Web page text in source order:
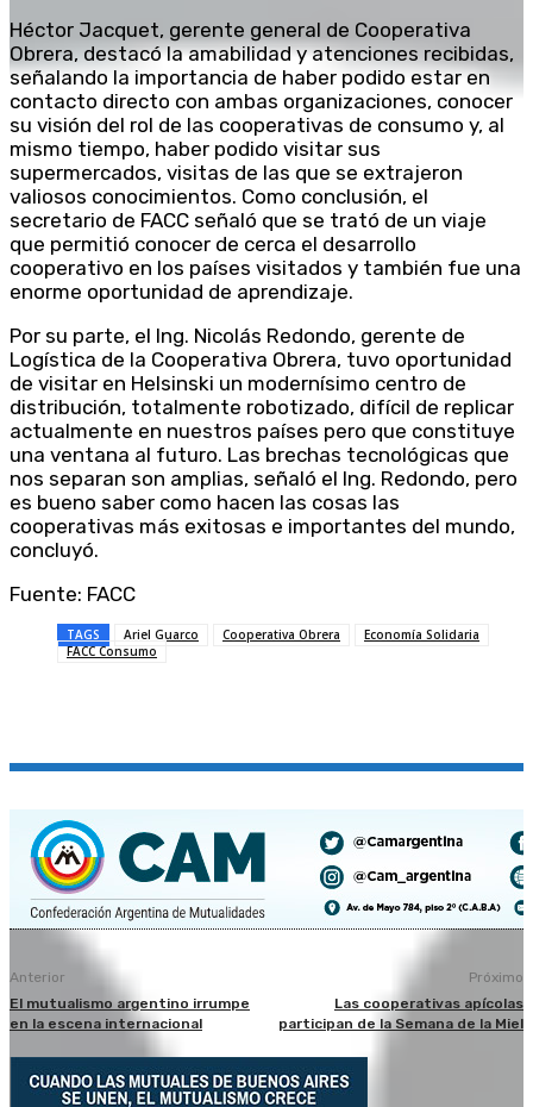
Héctor Jacquet, gerente general de Cooperativa
Obrera, destacó la amabilidad y atenciones recibidas,
señalando la importancia de haber podido estar en
contacto directo con ambas organizaciones, conocer
su visión del rol de las cooperativas de consumo y, al
mismo tiempo, haber podido visitar sus
supermercados, visitas de las que se extrajeron
valiosos conocimientos. Como conclusión, el
secretario de FACC señaló que se trató de un viaje
que permitió conocer de cerca el desarrollo
cooperativo en los países visitados y también fue una
enorme oportunidad de aprendizaje.
Por su parte, el Ing. Nicolás Redondo, gerente de
Logística de la Cooperativa Obrera, tuvo oportunidad
de visitar en Helsinski un modernísimo centro de
distribución, totalmente robotizado, difícil de replicar
actualmente en nuestros países pero que constituye
una ventana al futuro. Las brechas tecnológicas que
nos separan son amplias, señaló el Ing. Redondo, pero
es bueno saber como hacen las cosas las
cooperativas más exitosas e importantes del mundo,
concluyó.
Fuente: FACC
TAGS Ariel Guarco Cooperativa Obrera
Economía Solidaria
FACC Consumo
Anterior
El mutualismo argentino irrumpe
en la escena internacional
Próximo
Las cooperativas apícolas
participan de la Semana de la Miel